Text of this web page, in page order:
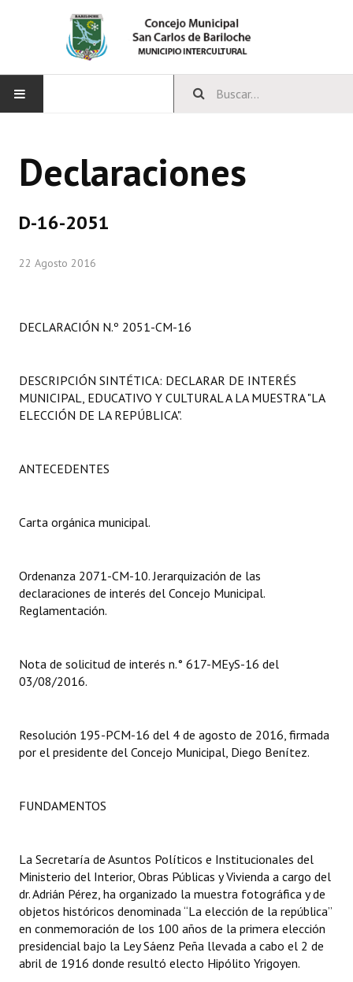
CONCEJO
Comisiones Permanentes
LEGISLACIÓN
Constitución Provincial
Digesto
Organigrama
Informes de Gestión
Dictámenes Asesoría Letrada
Informes de Unidad Coordinadora
Actas de Audiencias Públicas
NORMATIVA
Comunicaciones
Declaraciones
Declaraciones
D-16-2051
22 Agosto 2016
DECLARACIÓN N.º 2051-CM-16
DESCRIPCIÓN SINTÉTICA: DECLARAR DE INTERÉS
MUNICIPAL, EDUCATIVO Y CULTURAL A LA MUESTRA "LA
ELECCIÓN DE LA REPÚBLICA".
ANTECEDENTES
Carta orgánica municipal.
Ordenanza 2071-CM-10. Jerarquización de las
declaraciones de interés del Concejo Municipal.
Reglamentación.
Nota de solicitud de interés n.° 617-MEyS-16 del
03/08/2016.
Resolución 195-PCM-16 del 4 de agosto de 2016, firmada
por el presidente del Concejo Municipal, Diego Benítez.
FUNDAMENTOS
La Secretaría de Asuntos Políticos e Institucionales del
Ministerio del Interior, Obras Públicas y Vivienda a cargo del
dr. Adrián Pérez, ha organizado la muestra fotográfica y de
objetos históricos denominada “La elección de la república”
en conmemoración de los 100 años de la primera elección
presidencial bajo la Ley Sáenz Peña llevada a cabo el 2 de
abril de 1916 donde resultó electo Hipólito Yrigoyen.